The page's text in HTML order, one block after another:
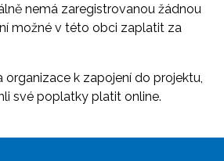
nemá zaregistrovanou žádnou
možné v této obci zaplatit za
k zapojení do projektu,
své poplatky platit online.